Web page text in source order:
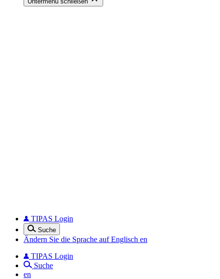
TIPAS Login
Suche
Ändern Sie die Sprache auf Englisch en
TIPAS Login
Suche
en